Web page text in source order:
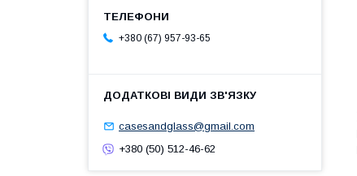
+380 (67) 957-93-65
casesandglass@gmail.com
+380 (50) 512-46-62